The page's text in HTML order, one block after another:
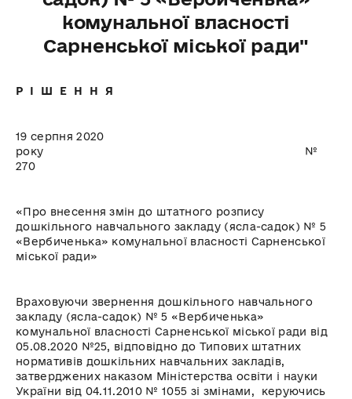
комунальної власності
Сарненської міської ради"
Р І Ш Е Н Н Я
19 серпня 2020
року №
270
«Про внесення змін до штатного розпису
дошкільного навчального закладу (ясла-садок) № 5
«Вербиченька» комунальної власності Сарненської
міської ради»
Враховуючи звернення дошкільного навчального
закладу (ясла-садок) № 5 «Вербиченька»
комунальної власності Сарненської міської ради від
05.08.2020 №25, відповідно до Типових штатних
нормативів дошкільних навчальних закладів,
затверджених наказом Міністерства освіти і науки
України від 04.11.2010 № 1055 зі змінами, керуючись